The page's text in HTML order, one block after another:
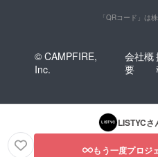
「QRコード」は
© CAMPFIRE,
Inc.
会社概
要
LISTYCさ
もう一度プロジ